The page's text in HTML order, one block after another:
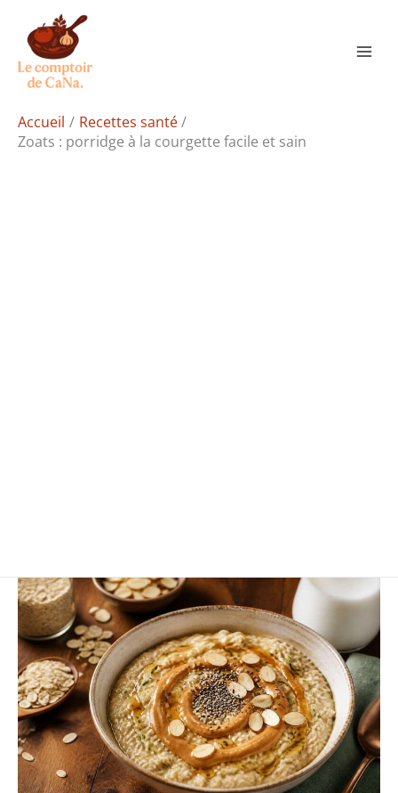
contenu
Accueil
Recettes santé
Zoats : porridge à la courgette facile et sain
Rechercher